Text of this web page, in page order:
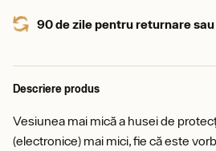
90 de zile pentru returnare
Descriere produs
Vesiunea mai mică a husei de
(electronice) mai mici, fie că este